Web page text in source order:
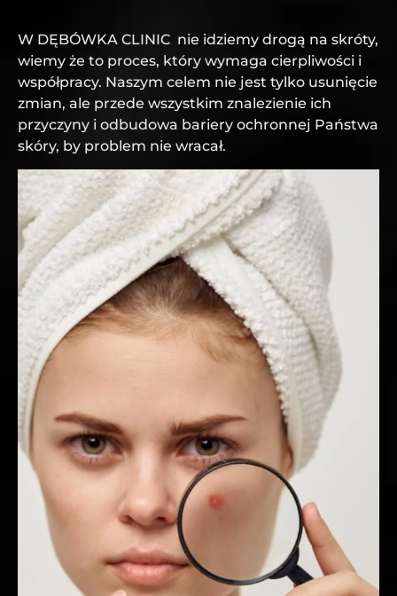
W DĘBÓWKA CLINIC nie idziemy drogą na skróty,
wiemy że to proces, który wymaga cierpliwości i
współpracy. Naszym celem nie jest tylko usunięcie
zmian, ale przede wszystkim znalezienie ich
przyczyny i odbudowa bariery ochronnej Państwa
skóry, by problem nie wracał.